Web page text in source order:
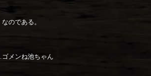
のである。
メンね池ちゃん